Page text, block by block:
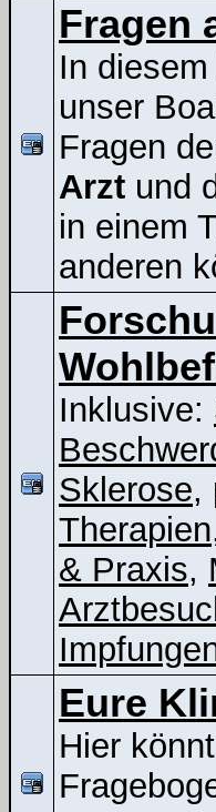
Fragen
In
unser
Fragen
Arzt und
in einem
anderen
Inklusive:
Sklerose,
Therapien
& Praxis,
Eure
Hier